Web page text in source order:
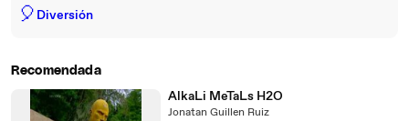
🎈 Diversión
Recomendada
AlkaLi MeTaLs H2O
Jonatan Guillen Ruiz